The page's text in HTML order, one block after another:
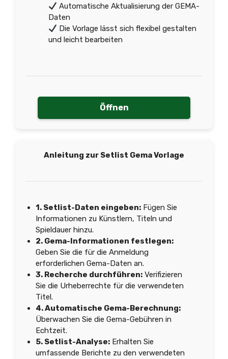
Automatische Aktualisierung der GEMA-
Daten
Die Vorlage lässt sich flexibel gestalten
und leicht bearbeiten
Öffnen
Anleitung zur Setlist Gema Vorlage
1. Setlist-Daten eingeben: Fügen Sie
Informationen zu Künstlern, Titeln und
Spieldauer hinzu.
2. Gema-Informationen festlegen:
Geben Sie die für die Anmeldung
erforderlichen Gema-Daten an.
3. Recherche durchführen: Verifizieren
Sie die Urheberrechte für die verwendeten
Titel.
4. Automatische Gema-Berechnung:
Überwachen Sie die Gema-Gebühren in
Echtzeit.
5. Setlist-Analyse: Erhalten Sie
umfassende Berichte zu den verwendeten